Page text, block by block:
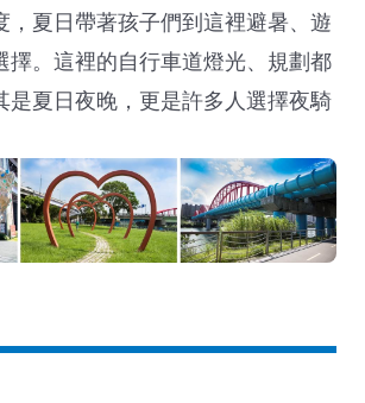
，夏日帶著孩子們到這裡避暑、遊
擇。這裡的自行車道燈光、規劃都
是夏日夜晚，更是許多人選擇夜騎